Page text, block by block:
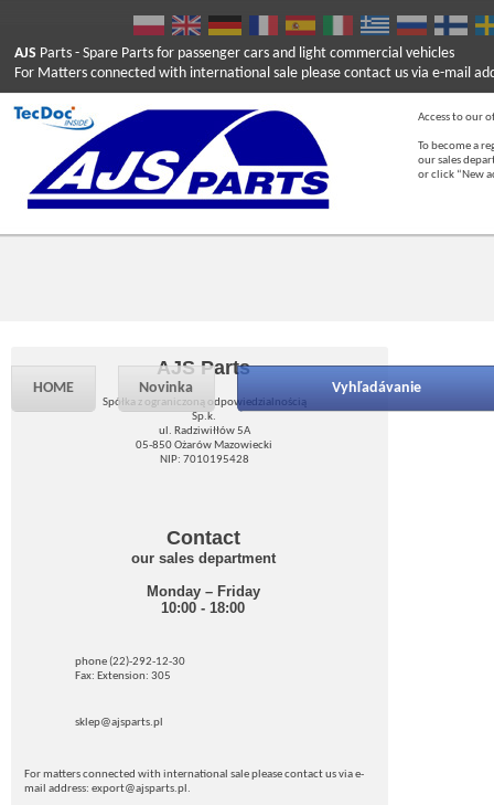
AJS Parts - Spare Parts for passenger cars and light commercial vehicles
For Matters connected with international sale please contact us via e-mail
Access to our
To become a
our sales
or click “New
HOME Novinka Vyhľadávanie
AJS Parts
Spółka z ograniczoną odpowiedzialnością
Sp.k.
ul. Radziwiłłów 5A
05-850 Ożarów Mazowiecki
NIP: 7010195428
Contact
our sales department
Monday – Friday
10:00 - 18:00
phone (22)-292-12-30
Fax: Extension: 305
sklep@ajsparts.pl
For matters connected with international sale please contact us via e-
mail address: export@ajsparts.pl.